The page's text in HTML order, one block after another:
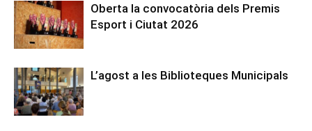
Oberta la convocatòria dels Premis
Esport i Ciutat 2026
L’agost a les Biblioteques Municipals